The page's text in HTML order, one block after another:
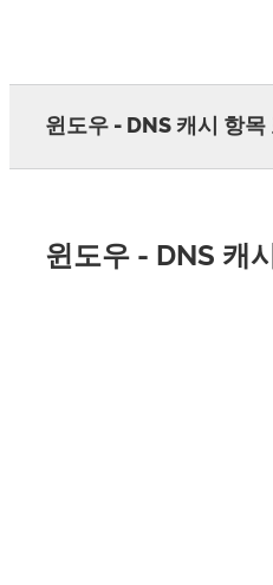
윈도우 - DNS 캐시 항목
윈도우 - DNS 캐